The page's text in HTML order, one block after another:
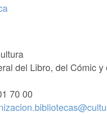
del Libro, del Cómic y
70 00